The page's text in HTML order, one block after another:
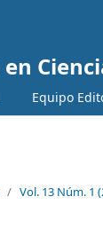
Equipo
/ Vol. 13 Núm. 1